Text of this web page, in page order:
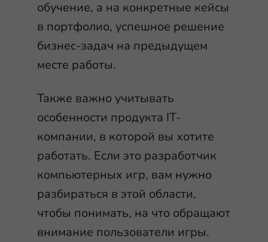
обучение, а на конкретные кейсы
в портфолио, успешное решение
бизнес-задач на предыдущем
месте работы.
Также важно учитывать
особенности продукта IT-
компании, в которой вы хотите
работать. Если это разработчик
компьютерных игр, вам нужно
разбираться в этой области,
чтобы понимать, на что обращают
внимание пользователи игры.